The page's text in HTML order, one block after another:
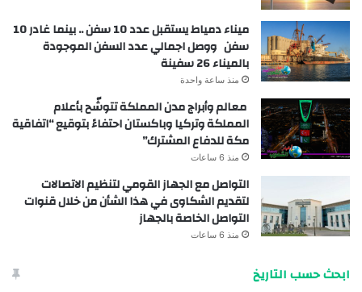
ميناء دمياط يستقبل عدد 10 سفن .. بينما غادر 10
سفن ووصل اجمالي عدد السفن الموجودة
بالميناء 26 سفينة
منذ ساعة واحدة
معالم وأبراج مدن المملكة تتوشّح بأعلام
المملكة وتركيا وباكستان احتفاءً بتوقيع “اتفاقية
مكة للدفاع المشترك”
منذ 6 ساعات
التواصل مع الجهاز القومي لتنظيم الاتصالات
لتقديم الشكاوى في هذا الشأن من خلال قنوات
التواصل الخاصة بالجهاز
منذ 6 ساعات
ابحث حسب التاريخ